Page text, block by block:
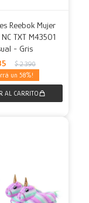
Reebok Mujer
TXT M43501
- Gris
$ 2.390
58